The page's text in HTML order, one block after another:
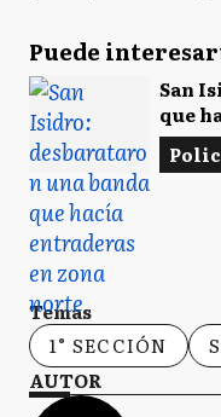
Puede
San
que
Temas
1° SECCIÓN
AUTOR